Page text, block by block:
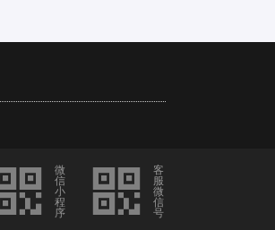
客
服
微
信
号
微
信
小
程
序